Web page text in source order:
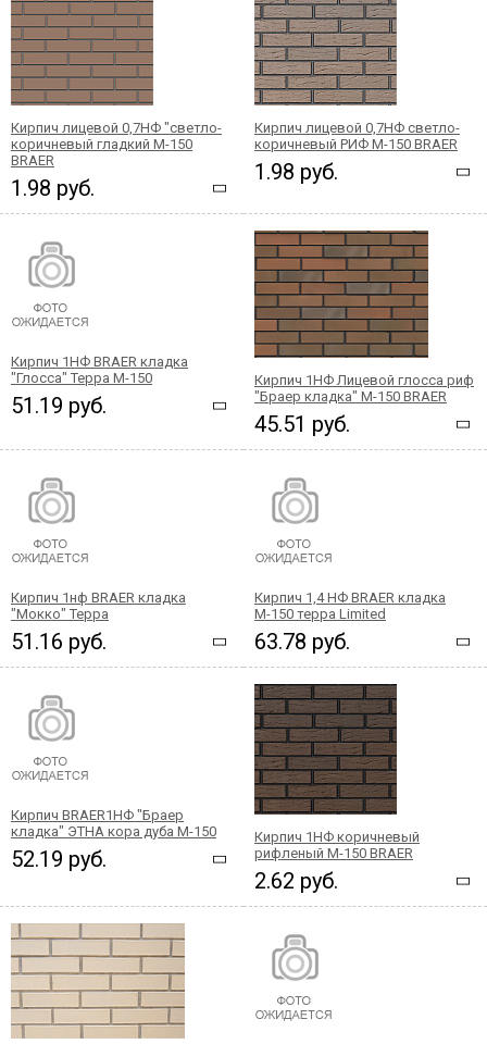
Кирпич лицевой 0,7НФ "светло-
коричневый гладкий М-150
BRAER
1.98 руб.
Кирпич лицевой 0,7НФ светло-
коричневый РИФ М-150 BRAER
1.98 руб.
Кирпич 1НФ BRAER кладка
"Глосса" Терра М-150
51.19 руб.
Кирпич 1НФ Лицевой глосса риф
"Браер кладка" М-150 BRAER
45.51 руб.
Кирпич 1нф BRAER кладка
"Мокко" Терра
51.16 руб.
Кирпич 1,4 НФ BRAER кладка
М-150 терра Limited
63.78 руб.
Кирпич BRAER1НФ "Браер
кладка" ЭТНА кора дуба М-150
52.19 руб.
Кирпич 1НФ коричневый
рифленый М-150 BRAER
2.62 руб.